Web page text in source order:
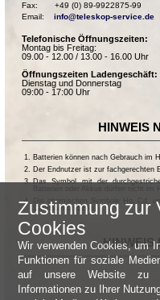
Fax:       +49 (0) 89-9922875-99
Email: info@teleskop-service.de
Telefonische Öffnungszeiten:
Montag bis Freitag:
09.00 - 12.00 / 13.00 - 16.00 Uhr
Öffnungszeiten Ladengeschäft:
Dienstag und Donnerstag
09:00 - 17:00 Uhr
HINWEIS
Batterien können nach Gebrauch im
Der Endnutzer ist zur fachgerechten
Das Symbol mit der
Die chemischen Symbole Hg, Cd,
Cadmium und Blei.
HINWEIS
Zustimmung zur
Cookies
Wir verwenden Cookies, um
Funktionen für soziale
auf unsere Website zu
Informationen zu Ihrer